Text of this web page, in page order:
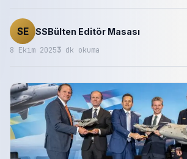
SE SSBülten Editör Masası
8 Ekim 20253 dk okuma